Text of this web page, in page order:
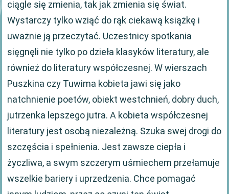
ciągle się zmienia, tak jak zmienia się świat.
Wystarczy tylko wziąć do rąk ciekawą książkę i
uważnie ją przeczytać. Uczestnicy spotkania
sięgnęli nie tylko po dzieła klasyków literatury, ale
również do literatury współczesnej. W wierszach
Puszkina czy Tuwima kobieta jawi się jako
natchnienie poetów, obiekt westchnień, dobry duch,
jutrzenka lepszego jutra. A kobieta współczesnej
literatury jest osobą niezależną. Szuka swej drogi do
szczęścia i spełnienia. Jest zawsze ciepła i
życzliwa, a swym szczerym uśmiechem przełamuje
wszelkie bariery i uprzedzenia. Chce pomagać